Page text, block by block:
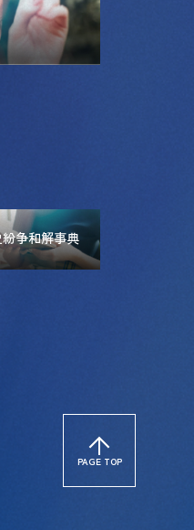
争和解事典
PAGE TOP